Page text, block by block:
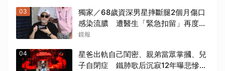
03
獨家／68歲資深男星摔斷腿2個月傷口
感染流膿 遭醫生「緊急扣留」再度動
刀！妻心力交瘁曝現況
鏡報
04
星爸出軌自己閨密、親弟當眾掌摑、兒
子自閉症 鐵肺歌后沉寂12年曝悲慘人